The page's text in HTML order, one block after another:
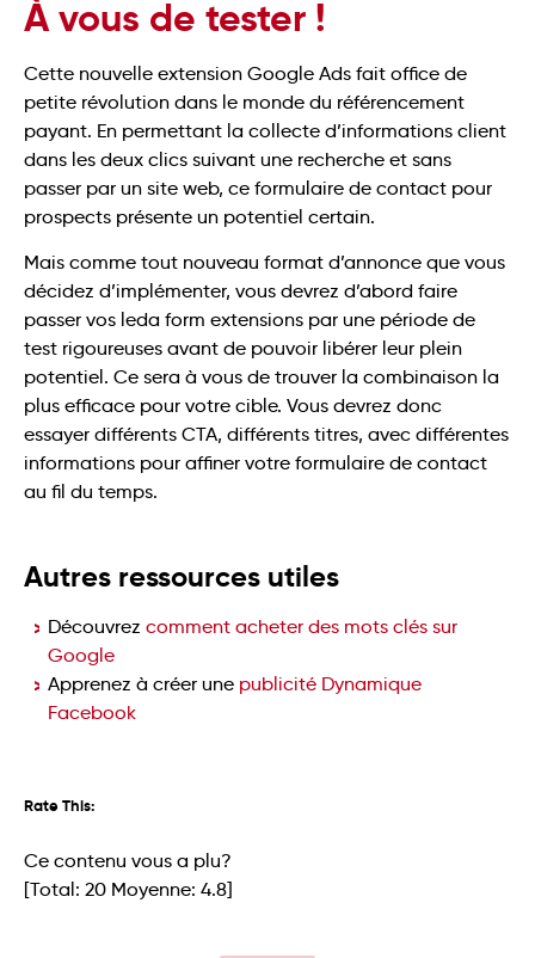
À vous de tester !
Cette nouvelle extension Google Ads fait office de
petite révolution dans le monde du référencement
payant. En permettant la collecte d’informations client
dans les deux clics suivant une recherche et sans
passer par un site web, ce formulaire de contact pour
prospects présente un potentiel certain.
Mais comme tout nouveau format d’annonce que vous
décidez d’implémenter, vous devrez d’abord faire
passer vos leda form extensions par une période de
test rigoureuses avant de pouvoir libérer leur plein
potentiel. Ce sera à vous de trouver la combinaison la
plus efficace pour votre cible. Vous devrez donc
essayer différents CTA, différents titres, avec différentes
informations pour affiner votre formulaire de contact
au fil du temps.
Autres ressources utiles
Découvrez comment acheter des mots clés sur
Google
Apprenez à créer une publicité Dynamique
Facebook
Rate This:
Ce contenu vous a plu?
[Total: 20 Moyenne: 4.8]